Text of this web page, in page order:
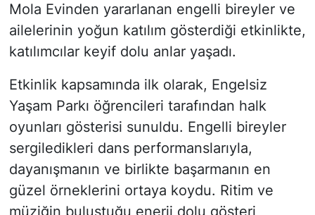
Mola Evinden yararlanan engelli bireyler ve
ailelerinin yoğun katılım gösterdiği etkinlikte,
katılımcılar keyif dolu anlar yaşadı.
Etkinlik kapsamında ilk olarak, Engelsiz
Yaşam Parkı öğrencileri tarafından halk
oyunları gösterisi sunuldu. Engelli bireyler
sergiledikleri dans performanslarıyla,
dayanışmanın ve birlikte başarmanın en
güzel örneklerini ortaya koydu. Ritim ve